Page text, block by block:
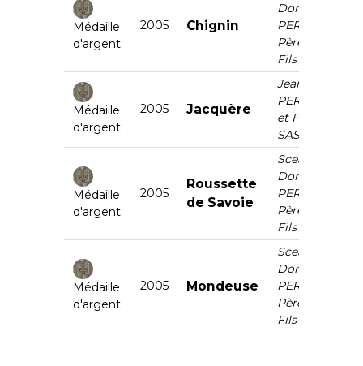
Médaille
d'argent
2005 Chignin
Domaine
PERRIER
Père et
Fils
Médaille
d'argent
2005 Jacquère
Jean
PERRIER
et Fils
SAS
Médaille
d'argent
2005
Roussette
de Savoie
Scea
Domaine
PERRIER
Père et
Fils
Médaille
d'argent
2005 Mondeuse
Scea
Domaine
PERRIER
Père et
Fils